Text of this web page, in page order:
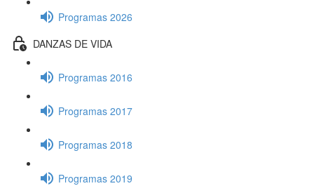
Programas 2026
DANZAS DE VIDA
Programas 2016
Programas 2017
Programas 2018
Programas 2019